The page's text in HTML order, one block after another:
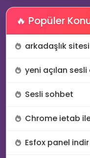
🔥 Popüler
arkadaşlık sitesi
yeni açılan
Sesli sohbet
Chrome ietab
Esfox panel indir